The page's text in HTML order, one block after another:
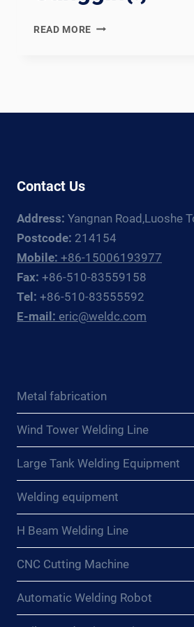
READ MORE {:EN}POWERING
PROGRESO:
REVOLUCIONANDO
LA
EN
EL
SECTOR
DE
ROTADORES{:}
{:DE}FORTSCHRITT
VORANTREIBEN:
REVOLUTIONIERUNG
SCHWEISSENS I
NERGIESEKTOR M
ORTSCHRITTLICHEN R
E P
Contact Us
Address: Yangnan Road,Luoshe
Postcode: 214154
Mobile: +86-15006193977
Fax: +86-510-83559158
Tel: +86-510-83555592
E-mail: eric@weldc.com
Metal fabrication
Wind Tower Welding Line
Large Tank Welding Equipment
Welding equipment
H Beam Welding Line
CNC Cutting Machine
Automatic Welding Robot